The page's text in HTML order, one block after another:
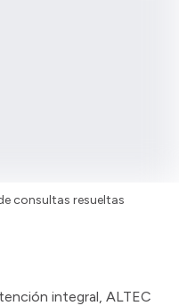
consultas resueltas
integral, ALTEC